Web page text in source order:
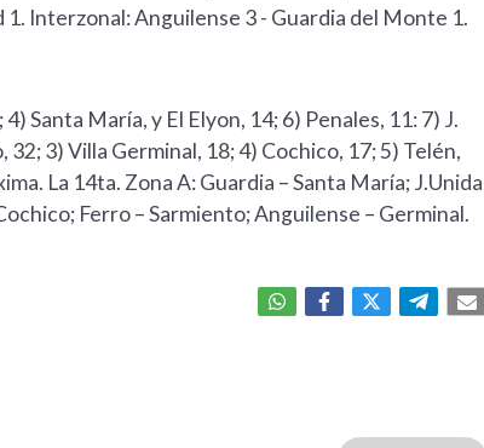
Interzonal: Anguilense 3 - Guardia del Monte 1.
Santa María, y El Elyon, 14; 6) Penales, 11: 7) J.
3) Villa Germinal, 18; 4) Cochico, 17; 5) Telén,
La 14ta. Zona A: Guardia – Santa María; J.Unida
Ferro – Sarmiento; Anguilense – Germinal.